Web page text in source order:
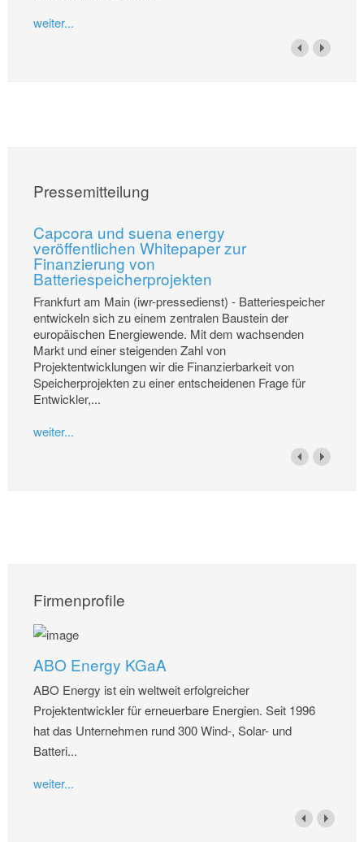
weiter...
Pressemitteilung
Capcora und suena energy
veröffentlichen Whitepaper zur
Finanzierung von
Batteriespeicherprojekten
Frankfurt am Main (iwr-pressedienst) - Batteriespeicher
entwickeln sich zu einem zentralen Baustein der
europäischen Energiewende. Mit dem wachsenden
Markt und einer steigenden Zahl von
Projektentwicklungen wir die Finanzierbarkeit von
Speicherprojekten zu einer entscheidenen Frage für
Entwickler,...
weiter...
Firmenprofile
ABO Energy KGaA
ABO Energy ist ein weltweit erfolgreicher
Projektentwickler für erneuerbare Energien. Seit 1996
hat das Unternehmen rund 300 Wind-, Solar- und
Batteri...
weiter...